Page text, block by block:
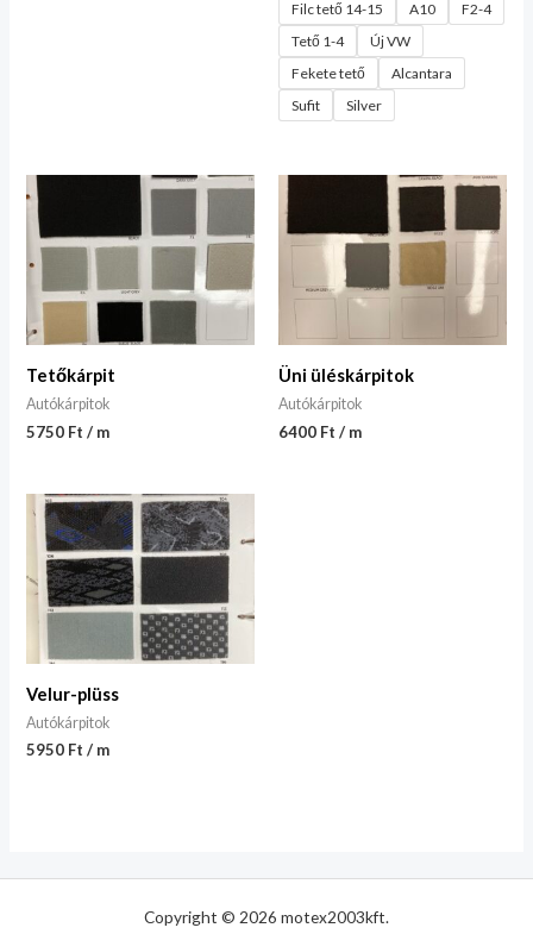
Filc tető 14-15
A10
F2-4
Tető 1-4
Új VW
Fekete tető
Alcantara
Sufit
Silver
Tetőkárpit
Autókárpitok
5750 Ft / m
Üni üléskárpitok
Autókárpitok
6400 Ft / m
Velur-plüss
Autókárpitok
5950 Ft / m
Copyright © 2026 motex2003kft.